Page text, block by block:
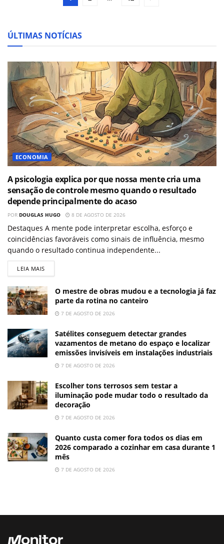
ÚLTIMAS NOTÍCIAS
ECONOMIA
A psicologia explica por que nossa mente cria uma
sensação de controle mesmo quando o resultado
depende principalmente do acaso
POR DOUGLAS HUGO 8 DE AGOSTO DE 2026
Destaques A mente pode interpretar escolha, esforço e
coincidências favoráveis como sinais de influência, mesmo
quando o resultado continua independente...
LEIA MAIS
O mestre de obras mudou e a tecnologia já faz
parte da rotina no canteiro
7 DE AGOSTO DE 2026
Satélites conseguem detectar grandes
vazamentos de metano do espaço e localizar
emissões invisíveis em instalações industriais
7 DE AGOSTO DE 2026
Escolher tons terrosos sem testar a
iluminação pode mudar todo o resultado da
decoração
7 DE AGOSTO DE 2026
Quanto custa comer fora todos os dias em
2026 comparado a cozinhar em casa durante 1
mês
7 DE AGOSTO DE 2026